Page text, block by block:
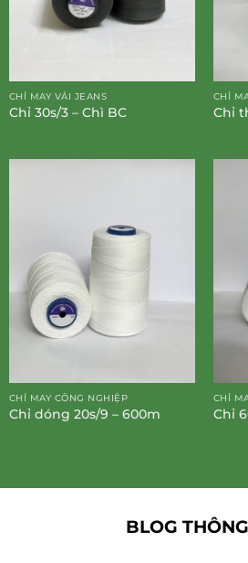
CHỈ MAY VẢI JEANS
Chỉ 30s/3 – Chì BC
CHỈ
Chỉ
CHỈ MAY CÔNG NGHIỆP
Chỉ dóng 20s/9 – 600m
CHỈ
Chỉ
BLOG